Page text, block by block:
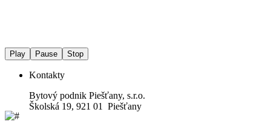
Play Pause Stop
Kontakty
Bytový podnik Piešťany, s.r.o.
Školská 19, 921 01 Piešťany